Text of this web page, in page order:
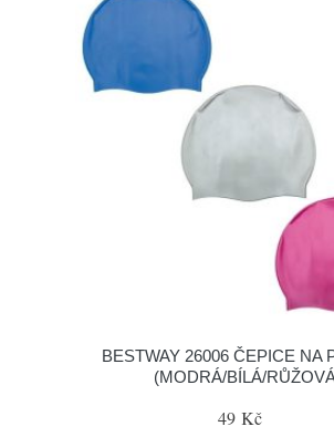
BESTWAY 26006 ČEPICE NA
(MODRÁ/BÍLÁ/
49 Kč